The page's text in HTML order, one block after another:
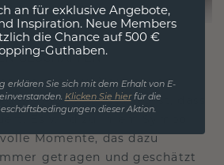
GESCHAFFEN
ist auf Verbindung
Stück so gestaltet ist, dass
Es wird zu Ihrem Symbol
Momente, das dazu
getragen und geschätzt
an für exklusive Angebote,
Inspiration. Neue Members
die Chance auf 500 €
Guthaben.
erklären Sie sich mit dem Erhalt von E-
Klicken Sie hierfür die
dieser Aktion.